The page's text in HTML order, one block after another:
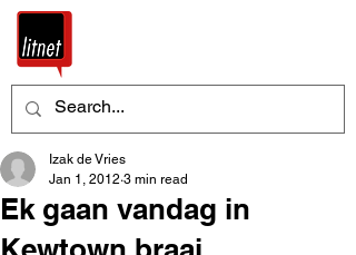
Ek gaan vandag in
Izak de Vries
Jan 1, 2012 3 min read